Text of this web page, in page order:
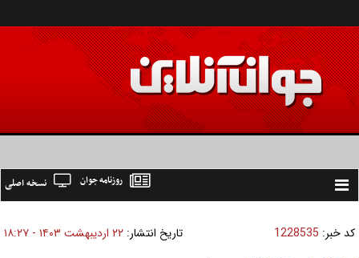
Toggle
نسخه اصلی روزنامه جوان
کد خبر: 1228535 تاریخ انتشار: ۲۲ ارديبهشت ۱۴۰۳ - ۱۸:۲۷